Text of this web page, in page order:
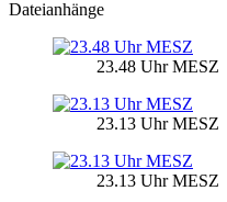
Dateianhänge
23.48 Uhr MESZ
23.13 Uhr MESZ
23.13 Uhr MESZ